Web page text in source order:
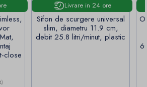
close
Livrare in 24 ore
Sifon de scurgere universal
slim, diametru 11.9 cm,
debit 25.8 litri/minut, plastic